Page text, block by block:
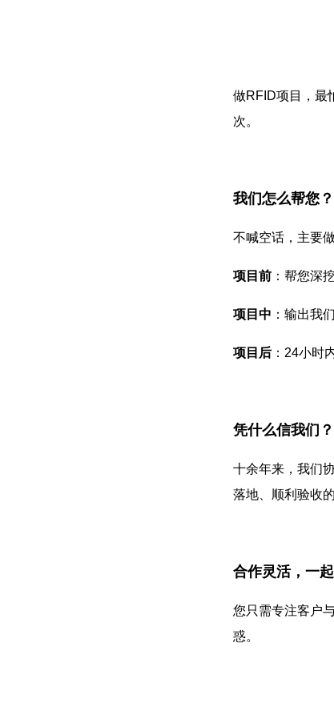
做RFID项目，最
次。
我们怎么帮您？
不喊空话，主要
项目前 ：帮您深
项目中 ：输出我
项目后 ：24小时
凭什么信我们？
十余年来，我们
落地、顺利验收
合作灵活，一
您只需专注客户
惑。